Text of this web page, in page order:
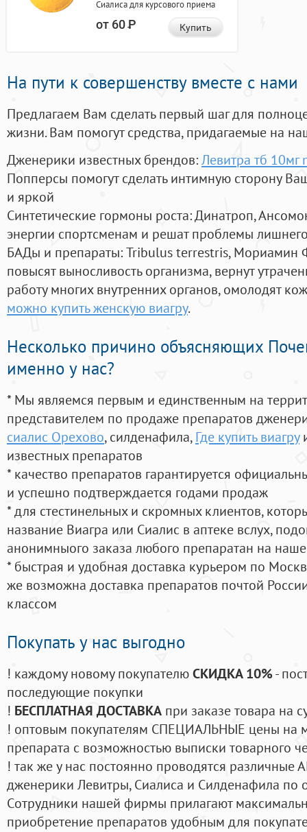
Сиалиса для курсового приема
от 60Р Купить
На пути к совершенству вместе с нами
Предлагаем Вам сделать первый шаг для
жизни. Вам помогут средства, придагаемые на
Дженерики известных брендов:Левитра тб 10мг
Попперсы помогут сделать интимную сторону
и яркой
Синтетические гормоны роста: Динатроп,
энергии спортсменам и решат проблемы
БАДы и препараты:Tribulus terrestris, Мориамин
повысят выносливость организма, вернут
работу многих внутренних органов, омолодят
можно купить женскую виагру.
Несколько причино объясняющих
именно у нас?
* Мы являемся первым и единственным на
представителем по продаже препаратов
сиалис Орехово, силденафила, Где купить виагру
известных препаратов
* качество препаратов гарантируется
и успешно подтверждается годами продаж
* для стестинельных и скромных клиентов,
название Виагра или Сиалис в аптеке вслух,
анонимныого заказа любого препаратан на
* быстрая и удобная доставка курьером по
же возможна доставка препаратов почтой
классом
Покупать у нас выгодно
! каждому новому покупателюСКИДКА 10%-
последующие покупки
! БЕСПЛАТНАЯ ДОСТАВКА при заказе товара на
! оптовым покупателям СПЕЦИАЛЬНЫЕ цены на
препарата с возможностью выписки товарного
! так же у нас постоянно проводятся
дженерики Левитры, Сиалиса и Силденафила по
Cотрудники нашей фирмы прилагают
приобретение препаратов удобным для